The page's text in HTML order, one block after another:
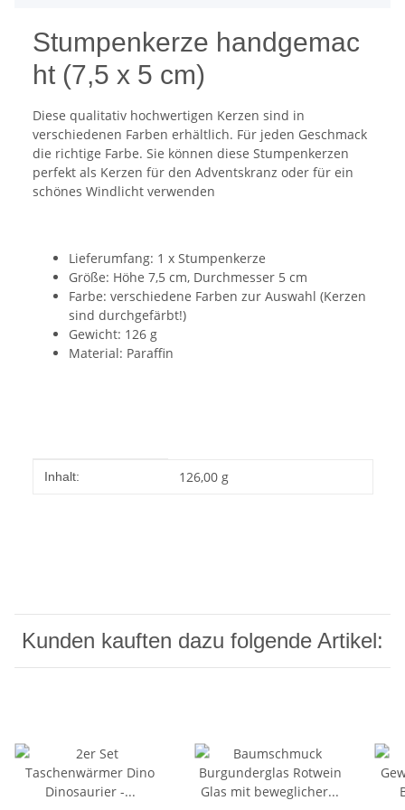
Stumpenkerze handgemac
ht (7,5 x 5 cm)
Diese qualitativ hochwertigen Kerzen sind in
verschiedenen Farben erhältlich. Für jeden Geschmack
die richtige Farbe. Sie können diese Stumpenkerzen
perfekt als Kerzen für den Adventskranz oder für ein
schönes Windlicht verwenden
Lieferumfang: 1 x Stumpenkerze
Größe: Höhe 7,5 cm, Durchmesser 5 cm
Farbe: verschiedene Farben zur Auswahl (Kerzen
sind durchgefärbt!)
Gewicht: 126 g
Material: Paraffin
Produkteigenschaft
Wert
Inhalt: 126,00 g
Kunden kauften dazu folgende Artikel: